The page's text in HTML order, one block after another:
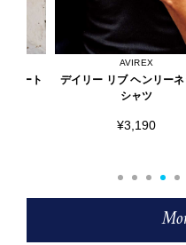
AVIREX
デイリー リブ ヘンリーネック
シャツ
¥3,190